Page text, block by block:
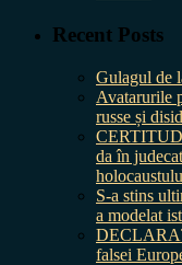
Recent Posts
Gulagul de
Avatarurile
russe și
da în
S-a stins
a modelat
falsei